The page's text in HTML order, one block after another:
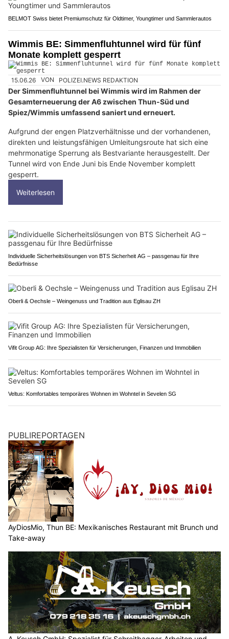
BELMOT Swiss bietet Premiumschutz für Oldtimer, Youngtimer und Sammlerautos
Wimmis BE: Simmenfluhtunnel wird für fünf
Monate komplett gesperrt
15.06.26 VON POLIZEI.NEWS REDAKTION
Der Simmenfluhtunnel bei Wimmis wird im Rahmen der
Gesamterneuerung der A6 zwischen Thun-Süd und
Spiez/Wimmis umfassend saniert und erneuert.
Aufgrund der engen Platzverhältnisse und der vorhandenen,
direkten und leistungsfähigen Umleitungsroute hat sich eine
mehrmonatige Sperrung als Bestvariante herausgestellt. Der
Tunnel wird von Ende Juni bis Ende November komplett
gesperrt.
Weiterlesen
Individuelle Sicherheitslösungen von BTS Sicherheit AG – passgenau für Ihre
Bedürfnisse
Oberli & Oechsle – Weingenuss und Tradition aus Eglisau ZH
Vifit Group AG: Ihre Spezialisten für Versicherungen, Finanzen und Immobilien
Veltus: Komfortables temporäres Wohnen im Wohntel in Sevelen SG
PUBLIREPORTAGEN
AyDiosMio, Thun BE: Mexikanisches Restaurant mit Brunch und
Take-away